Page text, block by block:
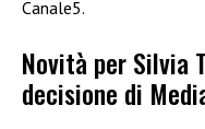
Canale5.
Novità per Silvia
decisione di